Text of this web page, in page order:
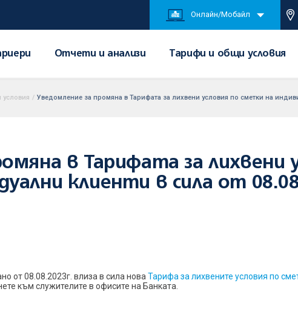
Онлайн/Мобайл
Отчети и анализи Тарифи и общи условия
/ Уведомление за промяна в Тарифата за лихвени условия по сметки на
в Тарифата за лихвени
клиенти в сила от
от 08.08.2023г. влиза в сила нова Тарифа за лихвените условия по
към служителите в офисите на Банката.